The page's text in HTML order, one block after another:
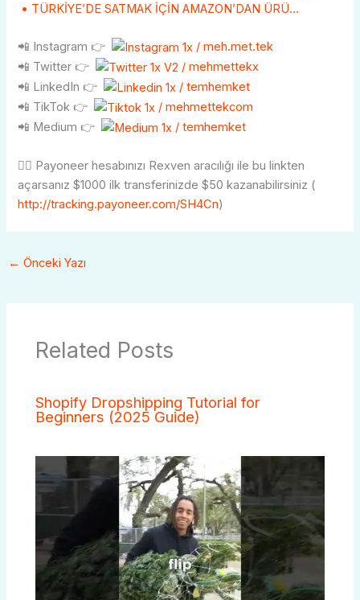
• TÜRKİYE’DE SATMAK İÇİN AMAZON’DAN ÜRÜ…
📲 Instagram 👉
/ meh.met.tek
📲 Twitter 👉
/ mehmettekx
📲 LinkedIn 👉
/ temhemket
📲 TikTok 👉
/ mehmettekcom
📲 Medium 👉
/ temhemket
👉🏼 Payoneer hesabınızı Rexven aracılığı ile bu linkten
açarsanız $1000 ilk transferinizde $50 kazanabilirsiniz (
http://tracking.payoneer.com/SH4Cn)
← Önceki Yazı
Related Posts
Shopify Dropshipping Tutorial for
Beginners (2025 Guide)